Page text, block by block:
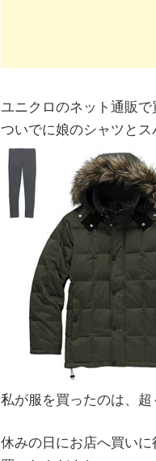
ユニクロのネット通販で
ついでに娘のシャツとス
私が服を買ったのは、超
休みの日にお店へ買い